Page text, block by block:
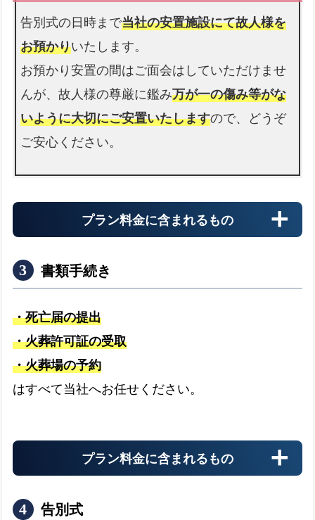
expand_more介護施設へのお迎えの流れ
警察署
expand_more警察署へのお迎えの流れ
告別式の日時まで当社の安置施設にて故人様を
お預かりいたします。
お預かり安置の間はご面会はしていただけませ
んが、故人様の尊厳に鑑み万が一の傷み等がな
いように大切にご安置いたしますので、どうぞ
ご安心ください。
プラン料金に含まれるもの
お迎え先からの搬送料金
安置料金
書類手続き
・死亡届の提出
・火葬許可証の受取
・火葬場の予約
はすべて当社へお任せください。
プラン料金に含まれるもの
告別式